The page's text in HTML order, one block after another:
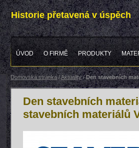
Historie přetavená v úspěch
ÚVOD O FIRMĚ PRODUKTY
Domovská stránka/Aktuality/Den stavebních
Den stavebních
stavebních materiálů